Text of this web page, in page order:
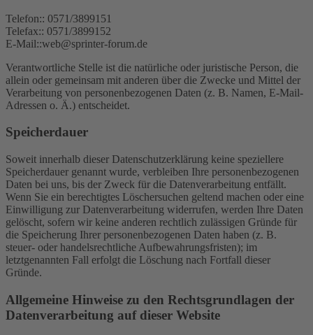
Telefon:: 0571/3899151
Telefax:: 0571/3899152
E-Mail::web@sprinter-forum.de
Verantwortliche Stelle ist die natürliche oder juristische Person, die
allein oder gemeinsam mit anderen über die Zwecke und Mittel der
Verarbeitung von personenbezogenen Daten (z. B. Namen, E-Mail-
Adressen o. Ä.) entscheidet.
Speicherdauer
Soweit innerhalb dieser Datenschutzerklärung keine speziellere
Speicherdauer genannt wurde, verbleiben Ihre personenbezogenen
Daten bei uns, bis der Zweck für die Datenverarbeitung entfällt.
Wenn Sie ein berechtigtes Löschersuchen geltend machen oder eine
Einwilligung zur Datenverarbeitung widerrufen, werden Ihre Daten
gelöscht, sofern wir keine anderen rechtlich zulässigen Gründe für
die Speicherung Ihrer personenbezogenen Daten haben (z. B.
steuer- oder handelsrechtliche Aufbewahrungsfristen); im
letztgenannten Fall erfolgt die Löschung nach Fortfall dieser
Gründe.
Allgemeine Hinweise zu den Rechtsgrundlagen der
Datenverarbeitung auf dieser Website